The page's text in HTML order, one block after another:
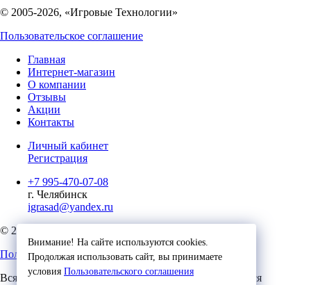
Внимание! На сайте используются cookies.
Продолжая использовать сайт, вы принимаете
условия Пользовательского соглашения
© 2005-2026, «Игровые Технологии»
Пользовательское соглашение
Главная
Интернет-магазин
О компании
Отзывы
Акции
Контакты
Личный кабинет
Регистрация
+7 995-470-07-08
г. Челябинск
igrasad@yandex.ru
© 2023, Игровые Технологии
Пользовательское соглашение
Вся представленная на сайте информация, касающаяся